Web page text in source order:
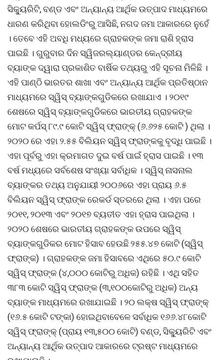
ସିକ୍ୟୁରିଟି, ବଣ୍ଡ ଏବଂ ଅନ୍ୟାନ୍ୟ ଆର୍ଥିକ ଉତ୍ପାଦ ମାଧ୍ୟମରେ
ଧାରଣ କରିଥିବା ହୋଲଡିଂରୁ ଆସିଛି, ନଗଦ ଜମା ଆକାରରେ ନୁହେଁ
। ତେବେ ଏହି ଅବଧି ମଧ୍ୟରେ ଗ୍ରାହକଙ୍କ ଜମା ରାଶି ହ୍ରାସ
ପାଇଛି । ଗୁରୁବାର ଦିନ ସ୍ୱିଜରଲ୍ୟାଣ୍ଡର କେନ୍ଦ୍ରୀୟ
ବ୍ୟାଙ୍କ ଦ୍ୱାରା ପ୍ରକାଶିତ ବାର୍ଷିକ ତଥ୍ୟରୁ ଏହି ସୂଚନା ମିଳିଛି ।
ଏହି ପାଣ୍ଠି ଭାରତର ଶାଖା ଏବଂ ଅନ୍ୟାନ୍ୟ ଆର୍ଥିକ ପ୍ରତିଷ୍ଠାନ
ମାଧ୍ୟମରେ ସ୍ୱିସ୍ ବ୍ୟାଙ୍କଗୁଡିକରେ ରଖାଯାଏ । ୨୦୧୯
ଶେଷରେ ସ୍ୱିସ୍ ବ୍ୟାଙ୍କଗୁଡିକରେ ଭାରତୀୟ ଗ୍ରାହକଙ୍କ
ମୋଟ କର୍ପସ୍ ୮୯.୯ କୋଟି ସ୍ୱିସ୍ ଫ୍ରାଙ୍କ୍ (୬.୬୨୫ କୋଟି ) ଥିଲା ।
୨୦୨୦ ରେ ଏହା ୨.୫୫ ବିଲିୟନ ସ୍ୱିସ୍ ଫ୍ରାଙ୍କକୁ ବୃଦ୍ଧି ପାଇଛି ।
ଏହା ପୂର୍ବରୁ ଏହା କ୍ରମାଗତ ଦୁଇ ବର୍ଷ ପାଇଁ ହ୍ରାସ ପାଇଛି । ୧୩
ବର୍ଷ ମଧ୍ୟରେ ସର୍ବଶେଷ ସଂଖ୍ୟା ସର୍ବାଧିକ । ସ୍ୱିସ୍ ନାସନାଲ
ବ୍ୟାଙ୍କର ତଥ୍ୟ ଅନୁଯାୟୀ ୨୦୦୬ରେ ଏହା ପ୍ରାୟ ୬.୫
ବିଲିୟନ ସ୍ୱିସ୍ ଫ୍ରାଙ୍କ ରେକର୍ଡ ସ୍ତରରେ ଥିଲା । ଏହା ପରେ
୨୦୧୧, ୨୦୧୩ ଏବଂ ୨୦୧୭ ବ୍ୟତୀତ ଏହା ହ୍ରାସ ପାଇଥିଲା ।
୨୦୨୦ ଶେଷରେ ଭାରତୀୟ ଗ୍ରାହକଙ୍କ ଉପରେ ସ୍ୱିସ୍
ବ୍ୟାଙ୍କଗୁଡିକର ମୋଟ ହିସାବ ହେଉଛି ୨୫୫.୪୭ କୋଟି (ସ୍ୱିସ୍
ଫ୍ରାଙ୍କ) । ଗ୍ରାହକଙ୍କ ଜମା ହିସାବରେ ଏଥିରେ ୫୦.୯ କୋଟି
ସ୍ୱିସ୍ ଫ୍ରାଙ୍କ (୪,୦୦୦ କୋଟିରୁ ଅଧିକ) ରହିଛି । ଏଥି ସହିତ
୩୮୩ କୋଟି ସ୍ୱିସ୍ ଫ୍ରାଙ୍କ (୩,୧୦୦କୋଟିରୁ ଅଧିକ) ଅନ୍ୟ
ବ୍ୟାଙ୍କ ମାଧ୍ୟମରେ ରଖାଯାଇଛି । ୨୦ ଲକ୍ଷ ସ୍ୱିସ୍ ଫ୍ରାଙ୍କ୍
(୧୬.୫ କୋଟି ଟଙ୍କା) ହୋଇଥିବାବେଳେ ସର୍ବାଧିକ ୧୬୬.୪୮କୋଟି
ସ୍ୱିସ୍ ଫ୍ରାଙ୍କ୍ (ପ୍ରାୟ ୧୩,୫୦୦ କୋଟି) ବଣ୍ଡ, ସିକ୍ୟୁରିଟି ଏବଂ
ଅନ୍ୟାନ୍ୟ ଆର୍ଥିକ ଉତ୍ପାଦ ଆକାରରେ ଟ୍ରଷ୍ଟ ମାଧ୍ୟମରେ